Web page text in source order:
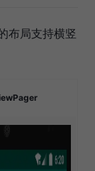
布局支持横竖